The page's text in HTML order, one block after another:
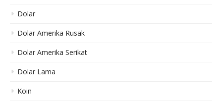
Dolar
Dolar Amerika Rusak
Dolar Amerika Serikat
Dolar Lama
Koin